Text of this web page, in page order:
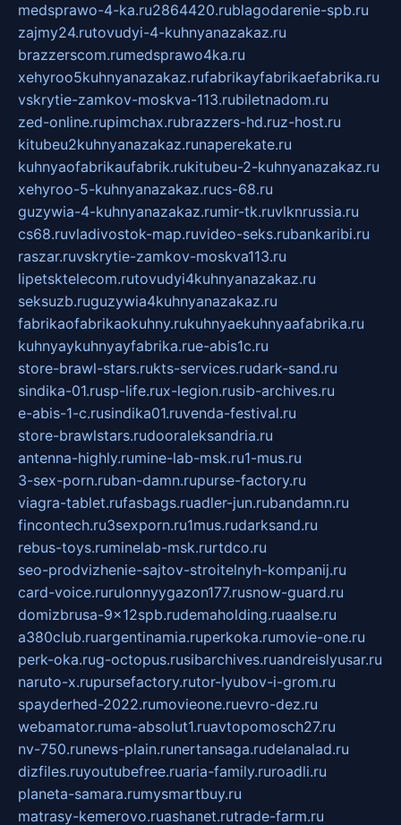
medsprawo-4-ka.ru2864420.rublagodarenie-spb.ru
zajmy24.rutovudyi-4-kuhnyanazakaz.ru
brazzerscom.rumedsprawo4ka.ru
xehyroo5kuhnyanazakaz.rufabrikayfabrikaefabrika.ru
vskrytie-zamkov-moskva-113.rubiletnadom.ru
zed-online.rupimchax.rubrazzers-hd.ruz-host.ru
kitubeu2kuhnyanazakaz.runaperekate.ru
kuhnyaofabrikaufabrik.rukitubeu-2-kuhnyanazakaz.ru
xehyroo-5-kuhnyanazakaz.rucs-68.ru
guzywia-4-kuhnyanazakaz.rumir-tk.ruvlknrussia.ru
cs68.ruvladivostok-map.ruvideo-seks.rubankaribi.ru
raszar.ruvskrytie-zamkov-moskva113.ru
lipetsktelecom.rutovudyi4kuhnyanazakaz.ru
seksuzb.ruguzywia4kuhnyanazakaz.ru
fabrikaofabrikaokuhny.rukuhnyaekuhnyaafabrika.ru
kuhnyaykuhnyayfabrika.rue-abis1c.ru
store-brawl-stars.rukts-services.rudark-sand.ru
sindika-01.rusp-life.rux-legion.rusib-archives.ru
e-abis-1-c.rusindika01.ruvenda-festival.ru
store-brawlstars.rudooraleksandria.ru
antenna-highly.rumine-lab-msk.ru1-mus.ru
3-sex-porn.ruban-damn.rupurse-factory.ru
viagra-tablet.rufasbags.ruadler-jun.rubandamn.ru
fincontech.ru3sexporn.ru1mus.rudarksand.ru
rebus-toys.ruminelab-msk.rurtdco.ru
seo-prodvizhenie-sajtov-stroitelnyh-kompanij.ru
card-voice.rurulonnyygazon177.rusnow-guard.ru
domizbrusa-9x12spb.rudemaholding.ruaalse.ru
a380club.ruargentinamia.ruperkoka.rumovie-one.ru
perk-oka.rug-octopus.rusibarchives.ruandreislyusar.ru
naruto-x.rupursefactory.rutor-lyubov-i-grom.ru
spayderhed-2022.rumovieone.ruevro-dez.ru
webamator.ruma-absolut1.ruavtopomosch27.ru
nv-750.runews-plain.runertansaga.rudelanalad.ru
dizfiles.ruyoutubefree.ruaria-family.ruroadli.ru
planeta-samara.rumysmartbuy.ru
matrasy-kemerovo.ruashanet.rutrade-farm.ru